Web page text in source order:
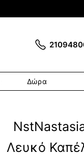
Δώρα
Λευκό